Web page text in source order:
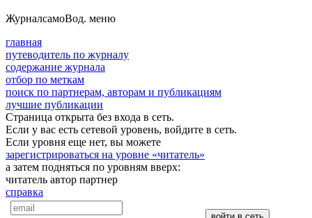
ЖурналсамоВод. меню
главная
путеводитель по журналу
содержание журнала
отбор по меткам
поиск по партнерам, авторам и публикациям
лучшие публикации
Страница открыта без входа в сеть.
Если у вас есть сетевой уровень, войдите в сеть.
Если уровня еще нет, вы можете
зарегистрироваться на уровне «читатель»
а затем подняться по уровням вверх:
читатель автор партнер
справка